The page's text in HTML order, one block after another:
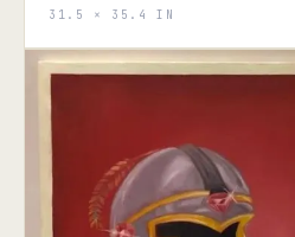
31.5 × 35.4 IN